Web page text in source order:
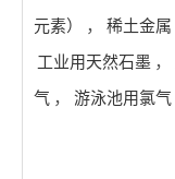
元素）
， 稀土金属
工业用天然石墨 ，
气 ， 游泳池用氯气